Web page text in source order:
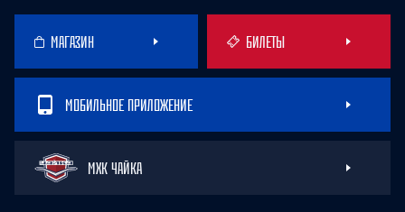
МАГАЗИН БИЛЕТЫ
МОБИЛЬНОЕ ПРИЛОЖЕНИЕ
МХК ЧАЙКА